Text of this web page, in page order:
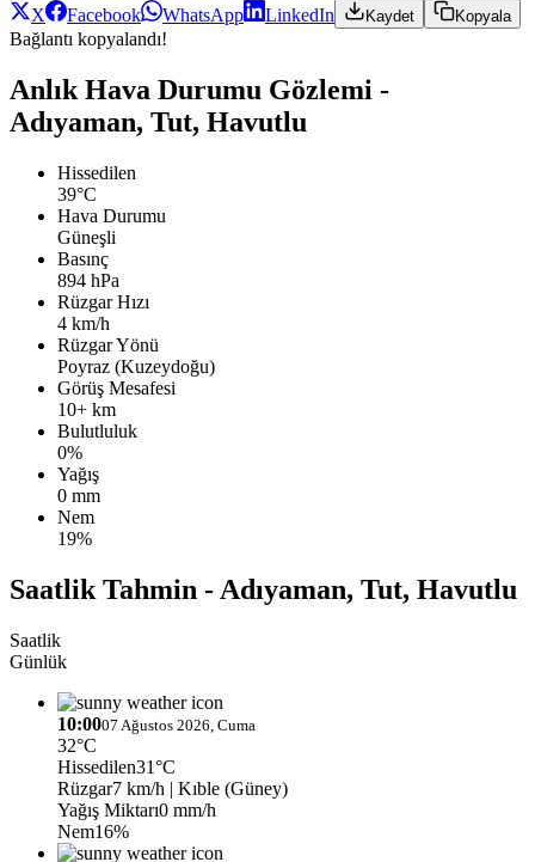
X Facebook WhatsApp LinkedIn Kaydet Kopyala
Bağlantı kopyalandı!
Anlık Hava Durumu Gözlemi -
Adıyaman, Tut, Havutlu
Hissedilen
39°C
Hava Durumu
Güneşli
Basınç
894 hPa
Rüzgar Hızı
4 km/h
Rüzgar Yönü
Poyraz (Kuzeydoğu)
Görüş Mesafesi
10+ km
Bulutluluk
0%
Yağış
0 mm
Nem
19%
Saatlik Tahmin - Adıyaman, Tut, Havutlu
Saatlik
Günlük
10:0007 Ağustos 2026, Cuma
32°C
Hissedilen31°C
Rüzgar7 km/h | Kıble (Güney)
Yağış Miktarı0 mm/h
Nem16%